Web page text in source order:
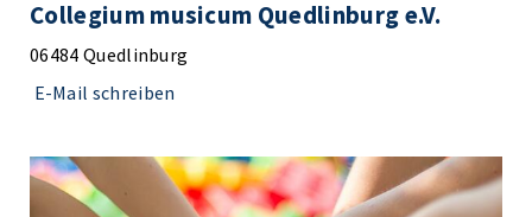
Collegium musicum Quedlinburg e.V.
06484 Quedlinburg
E-Mail schreiben